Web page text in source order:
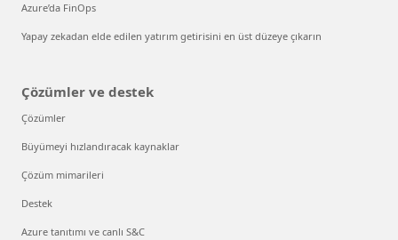
Azure’da FinOps
Yapay zekadan elde edilen yatırım getirisini en üst düzeye çıkarın
Çözümler ve destek
Çözümler
Büyümeyi hızlandıracak kaynaklar
Çözüm mimarileri
Destek
Azure tanıtımı ve canlı S&C